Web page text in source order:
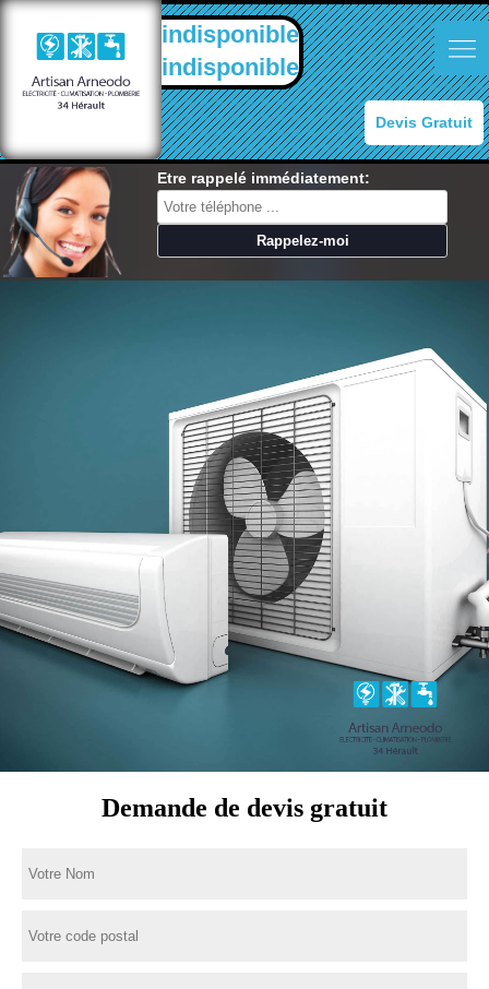
indisponible
indisponible
Devis Gratuit
Etre rappelé immédiatement:
Demande de devis gratuit